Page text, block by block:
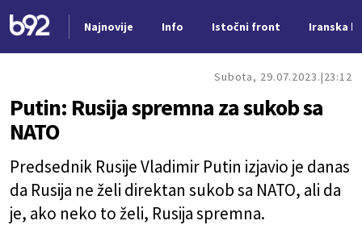
Najnovije Info Istočni front Iranska
Subota, 29.07.2023. 23:12
Putin: Rusija spremna za sukob sa
NATO
Predsednik Rusije Vladimir Putin izjavio je danas
da Rusija ne želi direktan sukob sa NATO, ali da
je, ako neko to želi, Rusija spremna.